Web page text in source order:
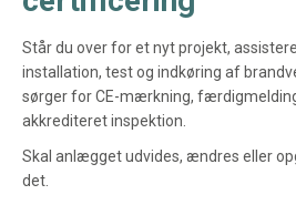
Står du over for et nyt projekt,
installation, test og indkøring af
sørger for CE-mærkning,
akkrediteret inspektion.
Skal anlægget udvides, ændres eller
det.